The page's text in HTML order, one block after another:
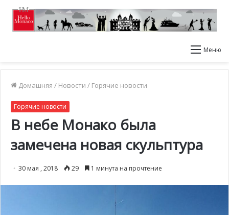
Меню
Домашняя / Новости / Горячие новости
Горячие новости
В небе Монако была
замечена новая скульптура
30 мая , 2018 29 1 минута на прочтение